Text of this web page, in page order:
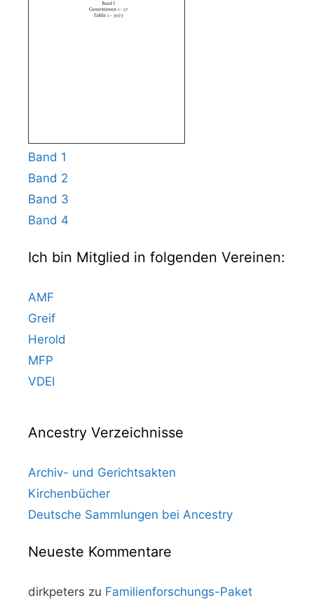
Band 1
Band 2
Band 3
Band 4
Ich bin Mitglied in folgenden Vereinen:
AMF
Greif
Herold
MFP
VDEI
Ancestry Verzeichnisse
Archiv- und Gerichtsakten
Kirchenbücher
Deutsche Sammlungen bei Ancestry
Neueste Kommentare
dirkpeters zu Familienforschungs-Paket